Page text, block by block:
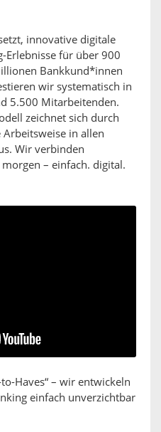
innovative digitale
Erlebnisse für über 900
Bankkund*innen
wir systematisch in
5.500 Mitarbeitenden.
zeichnet sich durch
in allen
Wir verbinden
– einfach. digital.
Haves“ – wir entwickeln
einfach unverzichtbar